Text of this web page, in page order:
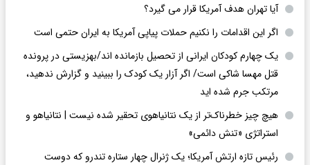
آیا تهران هدف آمریکا قرار می گیرد؟
اگر این اقدامات را نکنیم حملات پیاپی آمریکا به ایران حتمی است
یک چهارم کودکان ایرانی از تحصیل بازمانده اند/بهزیستی در پرونده
قتل مهسا شاکی است/ اگر آزار یک کودک را ببینید و گزارش ندهید،
مرتکب جرم شده اید
هیچ چیز خطرناک‌تر از یک نتانیاهوی تحقیر شده نیست | نتانیاهو و
استراتژی «تنش دائمی»
رئیس تازه ارتش آمریکا؛ یک ژنرال چهار ستاره تندرو که دوست